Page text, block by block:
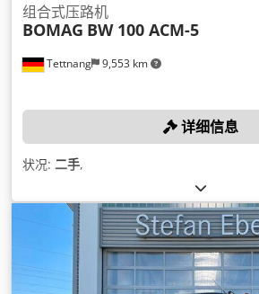
Tettnang 9,553 km
组合式压路机
BOMAG BW 100 ACM-5
详细信息
状况: 二手,